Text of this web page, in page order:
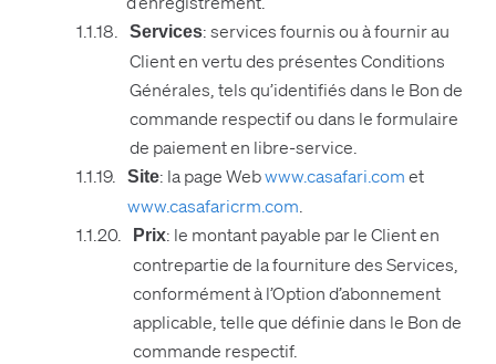
Services: services fournis ou à fournir au
Client en vertu des présentes Conditions
Générales, tels qu’identifiés dans le Bon de
commande respectif ou dans le formulaire
de paiement en libre-service.
Site: la page Webwww.casafari.comet
www.casafaricrm.com
Prix: le montant payable par le Client en
contrepartie de la fourniture des Services,
conformément à l’Option d’abonnement
applicable, telle que définie dans le Bon de
commande respectif.